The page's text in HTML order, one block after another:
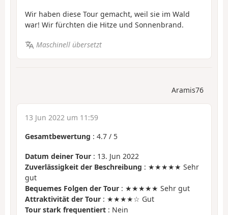
Wir haben diese Tour gemacht, weil sie im Wald
war! Wir fürchten die Hitze und Sonnenbrand.
Maschinell übersetzt
Aramis76
13 Jun 2022 um 11:59
Gesamtbewertung : 4.7 / 5
Datum deiner Tour : 13. Jun 2022
Zuverlässigkeit der Beschreibung : ★★★★★ Sehr
gut
Bequemes Folgen der Tour : ★★★★★ Sehr gut
Attraktivität der Tour : ★★★★☆ Gut
Tour stark frequentiert : Nein